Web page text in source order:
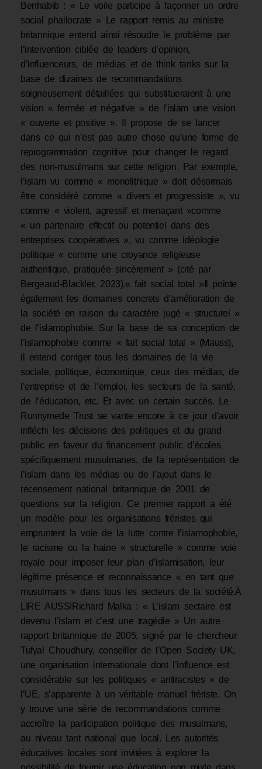
Benhabib : « Le voile participe à façonner un ordre
social phallocrate » Le rapport remis au ministre
britannique entend ainsi résoudre le problème par
l’intervention ciblée de leaders d’opinion,
d’influenceurs, de médias et de think tanks sur la
base de dizaines de recommandations
soigneusement détaillées qui substitueraient à une
vision « fermée et négative » de l’islam une vision
« ouverte et positive ». Il propose de se lancer
dans ce qui n’est pas autre chose qu’une forme de
reprogrammation cognitive pour changer le regard
des non-musulmans sur cette religion. Par exemple,
l’islam vu comme « monolithique » doit désormais
être considéré comme « divers et progressiste », vu
comme « violent, agressif et menaçant »comme
« un partenaire effectif ou potentiel dans des
entreprises coopératives », vu comme idéologie
politique « comme une croyance religieuse
authentique, pratiquée sincèrement » (cité par
Bergeaud-Blackler, 2023).« fait social total »Il pointe
également les domaines concrets d’amélioration de
la société en raison du caractère jugé « structurel »
de l’islamophobie. Sur la base de sa conception de
l’islamophobie comme « fait social total » (Mauss),
il entend corriger tous les domaines de la vie
sociale, politique, économique, ceux des médias, de
l’entreprise et de l’emploi, les secteurs de la santé,
de l’éducation, etc. Et avec un certain succès. Le
Runnymede Trust se vante encore à ce jour d’avoir
infléchi les décisions des politiques et du grand
public en faveur du financement public d’écoles
spécifiquement musulmanes, de la représentation de
l’islam dans les médias ou de l’ajout dans le
recensement national britannique de 2001 de
questions sur la religion. Ce premier rapport a été
un modèle pour les organisations fréristes qui
empruntent la voie de la lutte contre l’islamophobie,
le racisme ou la haine « structurelle » comme voie
royale pour imposer leur plan d’islamisation, leur
légitime présence et reconnaissance « en tant que
musulmans » dans tous les secteurs de la société.À
LIRE AUSSIRichard Malka : « L’islam sectaire est
devenu l’islam et c’est une tragédie » Un autre
rapport britannique de 2005, signé par le chercheur
Tufyal Choudhury, conseiller de l’Open Society UK,
une organisation internationale dont l’influence est
considérable sur les politiques « antiracistes » de
l’UE, s’apparente à un véritable manuel frériste. On
y trouve une série de recommandations comme
accroître la participation politique des musulmans,
au niveau tant national que local. Les autorités
éducatives locales sont invitées à explorer la